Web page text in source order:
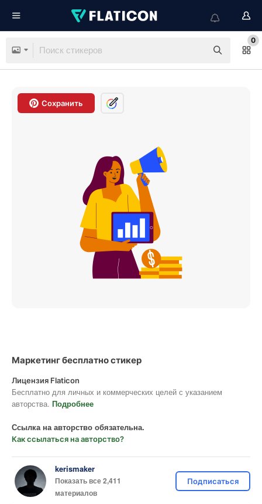
0
Сохранить
Маркетинг бесплатно стикер
Лицензия Flaticon
Бесплатно для личных и коммерческих целей с указанием
авторства. Подробнее
Ссылка на авторство обязательна.
Как ссылаться на авторство?
kerismaker
Показать все 2,411
материалов
Подписаться